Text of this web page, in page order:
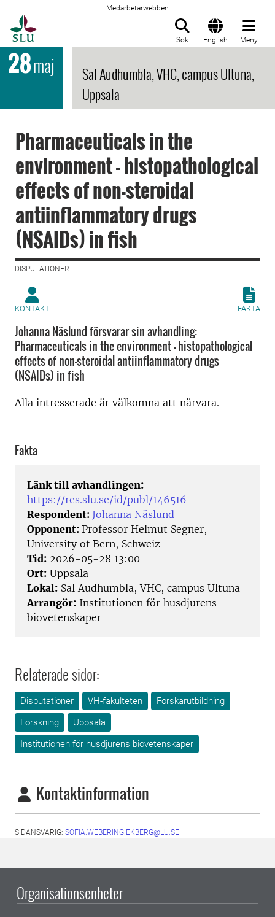
Medarbetarwebben
Sök English Meny
28maj
Sal Audhumbla, VHC, campus Ultuna,
Uppsala
Pharmaceuticals in the
environment - histopathological
effects of non-steroidal
antiinflammatory drugs
(NSAIDs) in fish
DISPUTATIONER |
KONTAKT FAKTA
Johanna Näslund försvarar sin avhandling:
Pharmaceuticals in the environment - histopathological
effects of non-steroidal antiinflammatory drugs
(NSAIDs) in fish
Alla intresserade är välkomna att närvara.
Fakta
Länk till avhandlingen:
https://res.slu.se/id/publ/146516
Respondent: Johanna Näslund
Opponent: Professor Helmut Segner,
University of Bern, Schweiz
Tid: 2026-05-28 13:00
Ort: Uppsala
Lokal: Sal Audhumbla, VHC, campus Ultuna
Arrangör: Institutionen för husdjurens
biovetenskaper
Relaterade sidor:
Disputationer VH-fakulteten
Forskarutbildning
Forskning
Uppsala
Institutionen för husdjurens biovetenskaper
Kontaktinformation
SIDANSVARIG: SOFIA.WEBERING.EKBERG@LU.SE
Organisationsenheter